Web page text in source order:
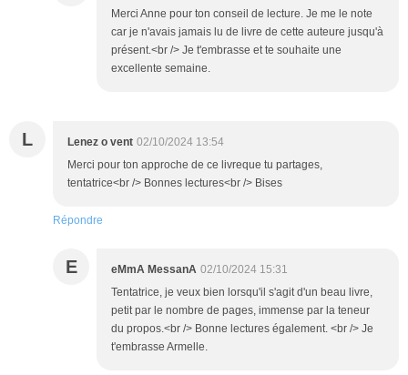
Merci Anne pour ton conseil de lecture. Je me le note
car je n'avais jamais lu de livre de cette auteure jusqu'à
présent.<br /> Je t'embrasse et te souhaite une
excellente semaine.
L Lenez o vent 02/10/2024 13:54
Merci pour ton approche de ce livreque tu partages,
tentatrice<br /> Bonnes lectures<br /> Bises
Répondre
E eMmA MessanA 02/10/2024 15:31
Tentatrice, je veux bien lorsqu'il s'agit d'un beau livre,
petit par le nombre de pages, immense par la teneur
du propos.<br /> Bonne lectures également. <br /> Je
t'embrasse Armelle.